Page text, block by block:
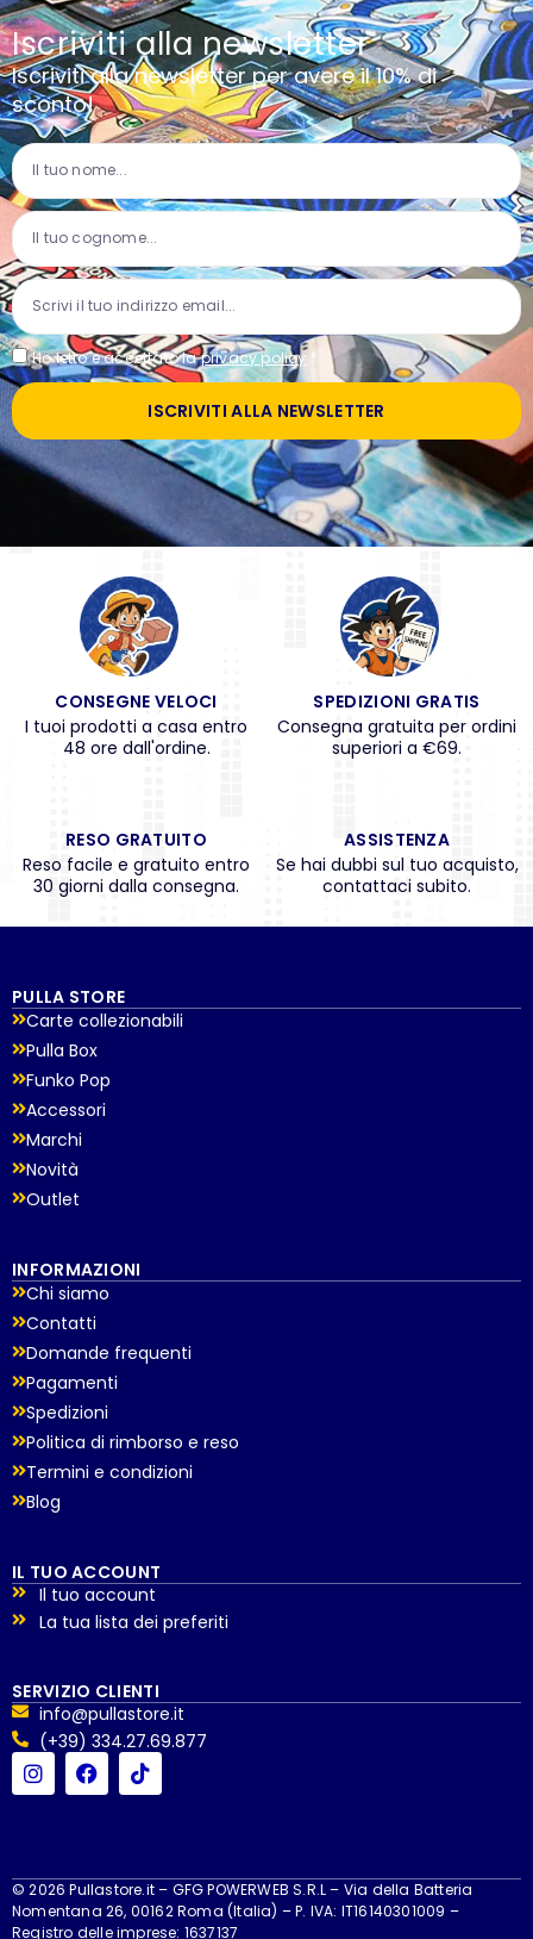
Iscriviti alla newsletter
Iscriviti alla newsletter per avere il 10% di
sconto!
Ho letto e accettato laprivacy policy *
ISCRIVITI ALLA NEWSLETTER
CONSEGNE VELOCI
I tuoi prodotti a casa entro
48 ore dall'ordine.
SPEDIZIONI GRATIS
Consegna gratuita per ordini
superiori a €69.
RESO GRATUITO
Reso facile e gratuito entro
30 giorni dalla consegna.
ASSISTENZA
Se hai dubbi sul tuo acquisto,
contattaci subito.
PULLA STORE
Carte collezionabili
Pulla Box
Funko Pop
Accessori
Marchi
Novità
Outlet
INFORMAZIONI
Chi siamo
Contatti
Domande frequenti
Pagamenti
Spedizioni
Politica di rimborso e reso
Termini e condizioni
Blog
IL TUO ACCOUNT
Il tuo account
La tua lista dei preferiti
SERVIZIO CLIENTI
info@pullastore.it
(+39) 334.27.69.877
© 2026 Pullastore.it – GFG POWERWEB S.R.L – Via della Batteria
Nomentana 26, 00162 Roma (Italia) – P. IVA: IT16140301009 –
Registro delle imprese: 1637137